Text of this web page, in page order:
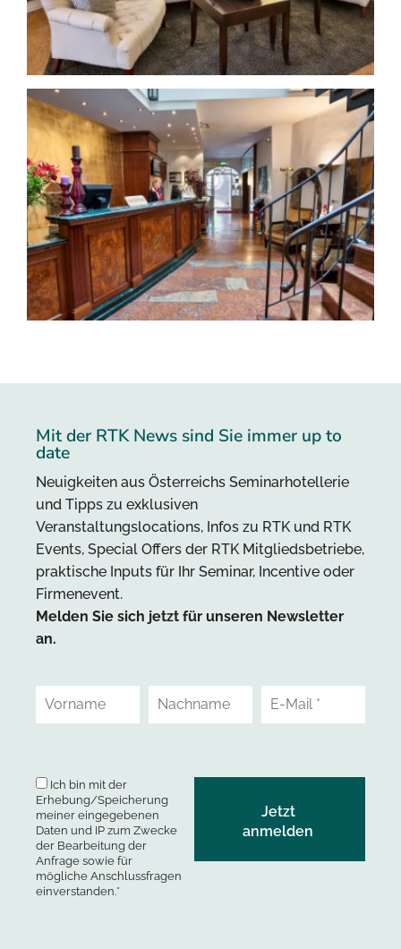
Mit der RTK News sind Sie immer up to
date
Neuigkeiten aus Österreichs Seminarhotellerie
und Tipps zu exklusiven
Veranstaltungslocations, Infos zu RTK und RTK
Events, Special Offers der RTK Mitgliedsbetriebe,
praktische Inputs für Ihr Seminar, Incentive oder
Firmenevent.
Melden Sie sich jetzt für unseren Newsletter
an.
Ich bin mit der
Erhebung/Speicherung
meiner eingegebenen
Daten und IP zum Zwecke
der Bearbeitung der
Anfrage sowie für
mögliche Anschlussfragen
einverstanden.*